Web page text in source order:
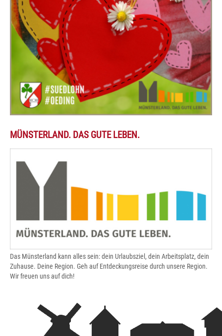
MÜNSTERLAND. DAS GUTE LEBEN.
Das Münsterland kann alles sein: dein Urlaubsziel, dein Arbeitsplatz, dein
Zuhause. Deine Region. Geh auf Entdeckungsreise durch unsere Region.
Wir freuen uns auf dich!